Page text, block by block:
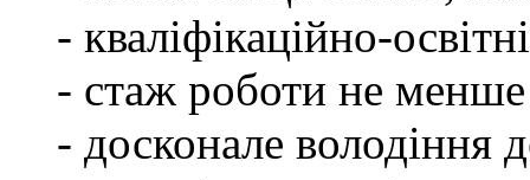
- кваліфікаційно-
- стаж роботи не менше
- досконале